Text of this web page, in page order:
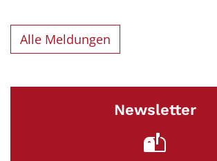
Alle Meldungen
Newsletter